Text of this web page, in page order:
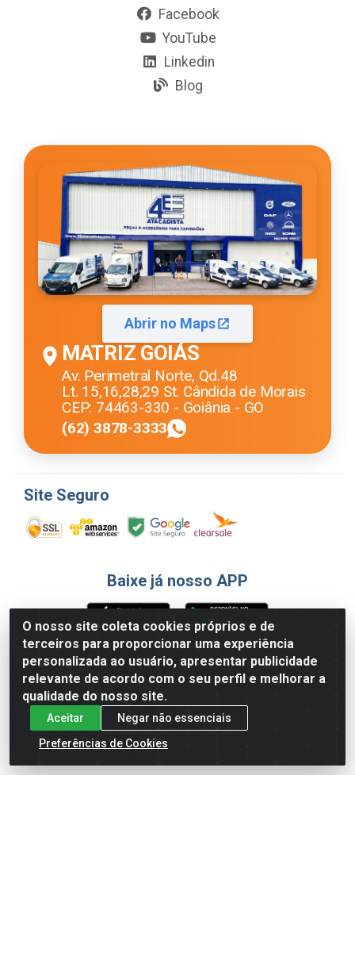
O nosso site coleta cookies próprios e de
terceiros para proporcionar uma experiência
personalizada ao usuário, apresentar publicidade
relevante de acordo com o seu perfil e melhorar a
qualidade do nosso site.
Aceitar
Negar não essenciais
Preferências de Cookies
Facebook
YouTube
Linkedin
Blog
Abrir no Maps
MATRIZ GOIÁS
Av. Perimetral Norte, Qd.48
Lt. 15,16,28,29 St. Cândida de Morais
CEP: 74463-330 - Goiânia - GO
(62) 3878-3333
Site Seguro
Baixe já nosso APP
Formas de Pagamento